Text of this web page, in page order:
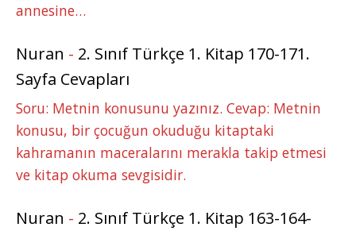
annesine…
Nuran - 2. Sınıf Türkçe 1. Kitap 170-171.
Sayfa Cevapları
Soru: Metnin konusunu yazınız. Cevap: Metnin
konusu, bir çocuğun okuduğu kitaptaki
kahramanın maceralarını merakla takip etmesi
ve kitap okuma sevgisidir.
Nuran - 2. Sınıf Türkçe 1. Kitap 163-164-